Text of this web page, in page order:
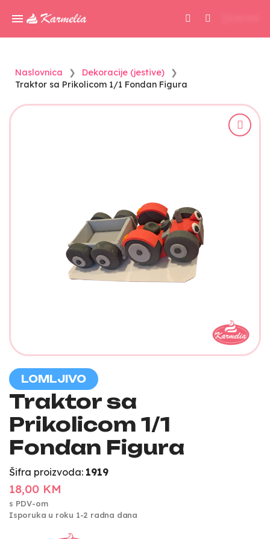
Naslovnica
Dekoracije (jestive)
Traktor sa Prikolicom 1/1 Fondan Figura
LOMLJIVO
Traktor sa
Prikolicom 1/1
Fondan Figura
Šifra proizvoda: 1919
18,00 KM
s PDV-om
Isporuka u roku 1-2 radna dana